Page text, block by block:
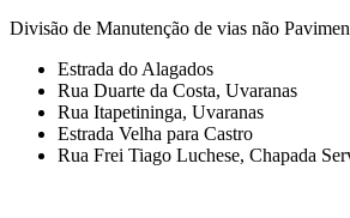
Divisão de Manutenção de vias não
Estrada do Alagados
Rua Duarte da Costa, Uvaranas
Rua Itapetininga, Uvaranas
Estrada Velha para Castro
Rua Frei Tiago Luchese, Chapada